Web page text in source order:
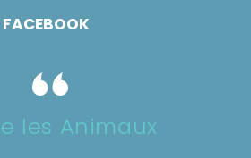
les Animaux